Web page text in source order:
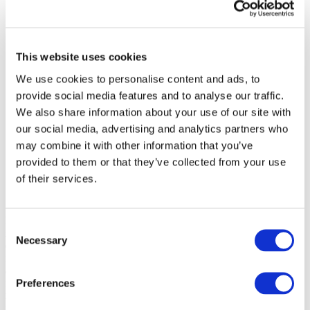
This website uses cookies
We use cookies to personalise content and ads, to
provide social media features and to analyse our traffic.
We also share information about your use of our site with
our social media, advertising and analytics partners who
may combine it with other information that you’ve
provided to them or that they’ve collected from your use
of their services.
Selection
Necessary
Preferences
Дублин
фев2027
мая2027